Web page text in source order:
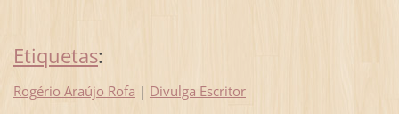
Etiquetas:
Rogério Araújo Rofa | Divulga Escritor